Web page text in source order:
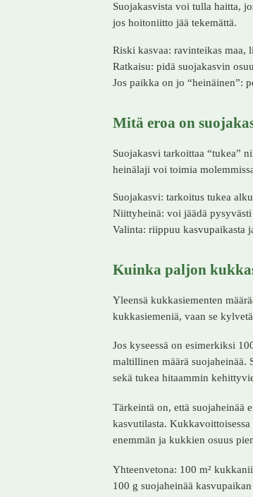
Suojakasvista voi tulla haitta,
jos hoitoniitto jää tekemättä.
Riski kasvaa: ravinteikas
Ratkaisu: pidä suojakasvin
Jos paikka on jo “heinäinen”:
Mitä eroa on
Suojakasvi tarkoittaa “tukea”
heinälaji voi toimia
Suojakasvi: tarkoitus tukea
Niittyheinä: voi jäädä
Valinta: riippuu kasvupaikasta
Kuinka paljon
Yleensä kukkasiementen
kukkasiemeniä, vaan se
Jos kyseessä on esimerkiksi
maltillinen määrä suojaheinää.
sekä tukea hitaammin
Tärkeintä on, että suojaheinää
kasvutilasta.
enemmän ja kukkien osuus
Yhteenvetona: 100 m²
100 g suojaheinää